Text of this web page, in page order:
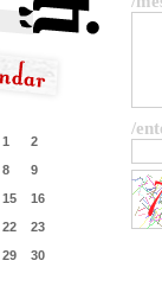
1
2
8
9
15
16
22
23
29
30
/